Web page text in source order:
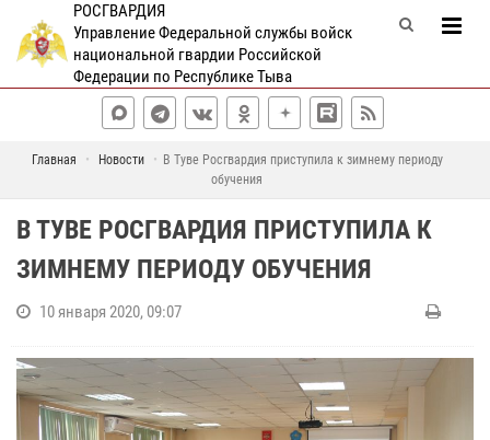
РОСГВАРДИЯ
Управление Федеральной службы войск
национальной гвардии Российской
Федерации по Республике Тыва
Главная Новости
В Туве Росгвардия приступила к зимнему периоду
обучения
В ТУВЕ РОСГВАРДИЯ ПРИСТУПИЛА К
ЗИМНЕМУ ПЕРИОДУ ОБУЧЕНИЯ
10 января 2020, 09:07